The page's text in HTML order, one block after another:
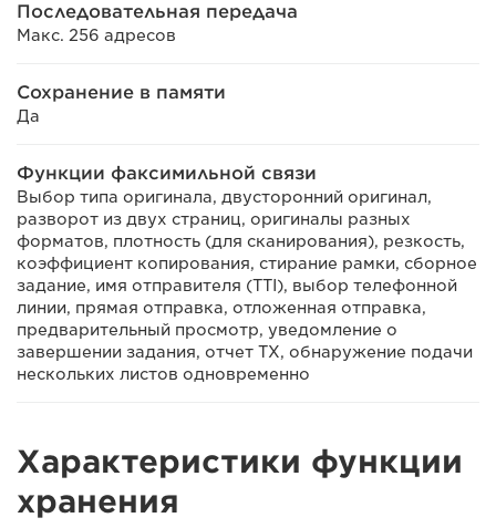
Последовательная передача
Макс. 256 адресов
Сохранение в памяти
Да
Функции факсимильной связи
Выбор типа оригинала, двусторонний оригинал,
разворот из двух страниц, оригиналы разных
форматов, плотность (для сканирования), резкость,
коэффициент копирования, стирание рамки, сборное
задание, имя отправителя (TTI), выбор телефонной
линии, прямая отправка, отложенная отправка,
предварительный просмотр, уведомление о
завершении задания, отчет TX, обнаружение подачи
нескольких листов одновременно
Характеристики функции
хранения